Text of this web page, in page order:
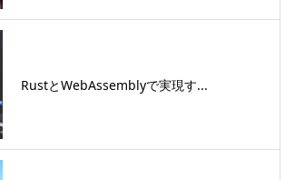
RustとWebAssemblyで実現す...